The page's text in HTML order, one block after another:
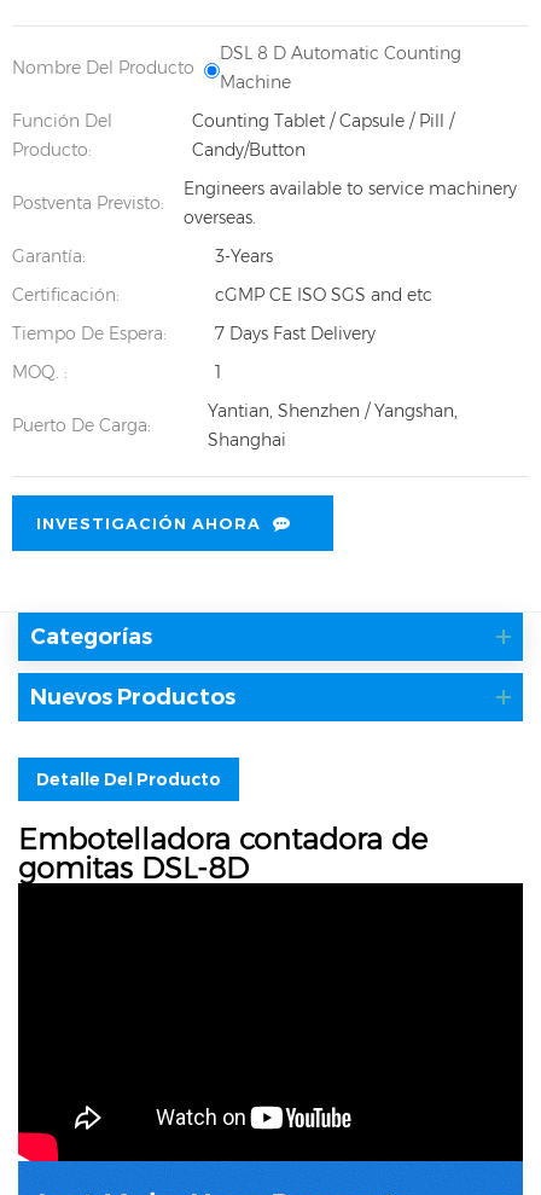
Nombre Del Producto
DSL 8 D Automatic Counting
Machine
Función Del
Producto:
Counting Tablet / Capsule / Pill /
Candy/Button
Postventa Previsto:
Engineers available to service machinery
overseas.
Garantía:
3-Years
Certificación:
cGMP CE ISO SGS and etc
Tiempo De Espera:
7 Days Fast Delivery
MOQ. :
1
Puerto De Carga:
Yantian, Shenzhen / Yangshan,
Shanghai
INVESTIGACIÓN AHORA
Categorías
Nuevos Productos
Detalle Del Producto
Embotelladora contadora de
gomitas DSL-8D